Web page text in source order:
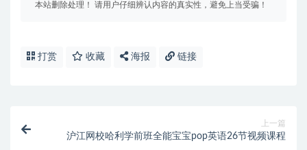
本站删除处理！ 请用户仔细辨认内容的真实性，避免上当受骗！
打赏 收藏 海报 链接
上一篇
沪江网校哈利学前班全能宝宝pop英语26节视频课程